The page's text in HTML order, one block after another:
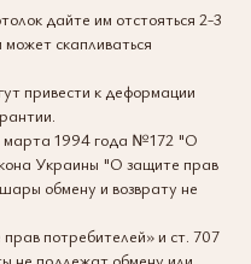
дайте им отстояться 2-3
скапливаться
привести к деформации
марта 1994 года №172 "О
Украины "О защите прав
обмену и возврату не
потребителей» и ст. 707